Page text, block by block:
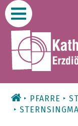
Zum
Inhalt
PFARRE